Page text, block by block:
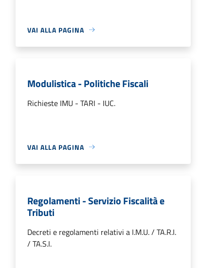
VAI ALLA PAGINA
Modulistica - Politiche Fiscali
Richieste IMU - TARI - IUC.
VAI ALLA PAGINA
Regolamenti - Servizio Fiscalità e
Tributi
Decreti e regolamenti relativi a I.M.U. / TA.R.I.
/ TA.S.I.